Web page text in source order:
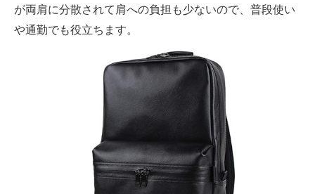
メディア
ITの今と未来を見通す
スマホと通信の最新トレンド
進化するPCとデバイスの未来
好きが集まる 比べて選べる
が両肩に分散されて肩への負担も少ないので、普段使い
や通勤でも役立ちます。